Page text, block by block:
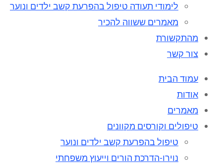
לימודי תעודה טיפול בהפרעת קשב ילדים ונוער
מאמרים ששווה להכיר
מהתקשורת
צור קשר
עמוד הבית
אודות
מאמרים
טיפולים וקורסים מקוונים
טיפול בהפרעת קשב ילדים ונוער
נוירו-הדרכת הורים וייעוץ משפחתי